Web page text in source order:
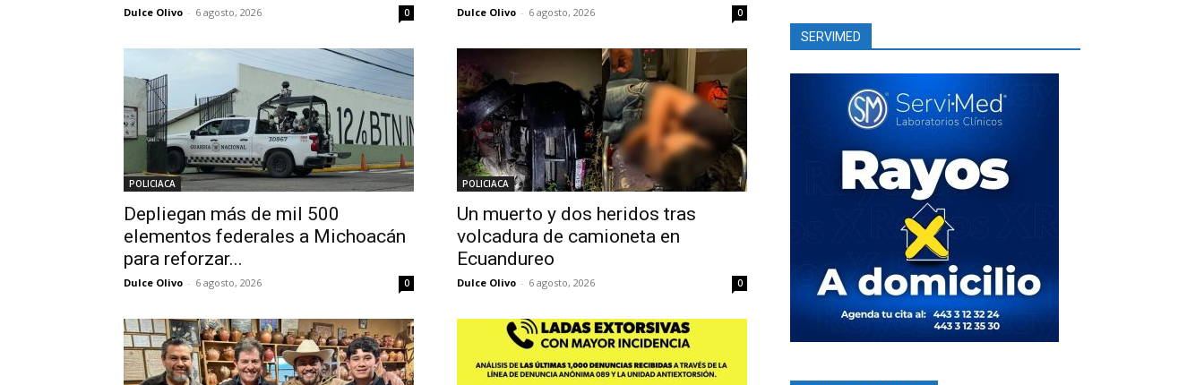
Dulce Olivo - 6 agosto, 2026 0 Dulce Olivo - 6 agosto, 2026 0
POLICIACA
Depliegan más de mil 500
elementos federales a Michoacán
para reforzar...
Dulce Olivo - 6 agosto, 2026 0
POLICIACA
Un muerto y dos heridos tras
volcadura de camioneta en
Ecuandureo
Dulce Olivo - 6 agosto, 2026 0
SERVIMED